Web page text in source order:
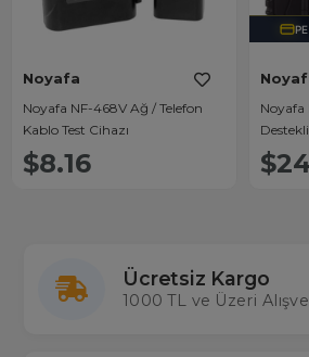
Noyafa
Noyafa NF-468V Ağ / Telefon
Kablo Test Cihazı
$8.16
Noyafa
Telefon
Ücretsiz Kargo
1000 TL ve Üzeri